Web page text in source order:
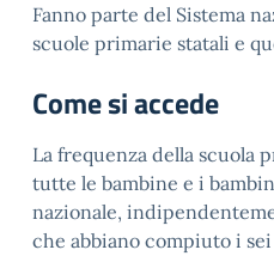
Fanno parte del Sistema
scuole primarie statali e
Come si accede
La frequenza della scuola
tutte le bambine e i
nazionale,
che abbiano compiuto i